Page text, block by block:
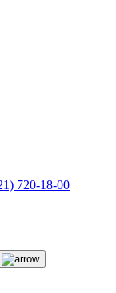
720-18-00